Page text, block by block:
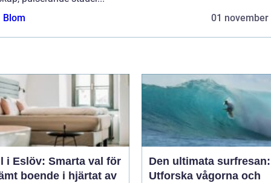
Blom
01 november
i Eslöv: Smarta val för
boende i hjärtat av
Den ultimata surfresan:
Utforska vågorna och